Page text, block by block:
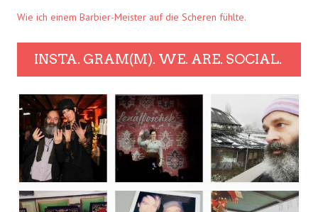
Wie ich einem Barbier-Meister auf die Scheren fühlte.
INSTA. GRAM(M). WE. ARE. SOCIAL.